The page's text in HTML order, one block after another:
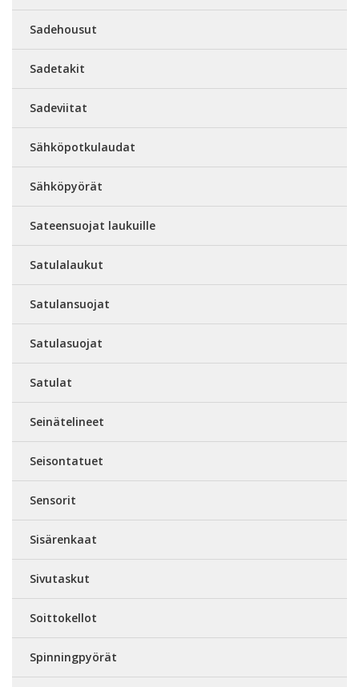
Sadehousut
Sadetakit
Sadeviitat
Sähköpotkulaudat
Sähköpyörät
Sateensuojat laukuille
Satulalaukut
Satulansuojat
Satulasuojat
Satulat
Seinätelineet
Seisontatuet
Sensorit
Sisärenkaat
Sivutaskut
Soittokellot
Spinningpyörät